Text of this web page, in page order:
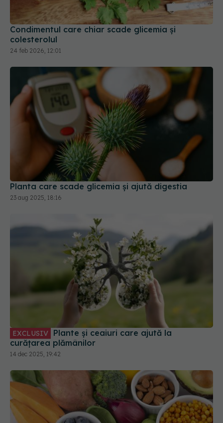
Condimentul care chiar scade glicemia și
colesterolul
24 feb 2026, 12:01
Planta care scade glicemia și ajută digestia
23 aug 2025, 18:16
EXCLUSIV
curățarea plămânilor
14 dec 2025, 19:42